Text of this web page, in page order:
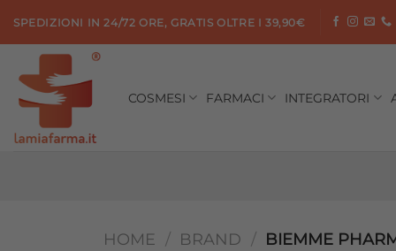
contenuti
SPEDIZIONI IN 24/72 ORE, GRATIS OLTRE I 39,90€
COSMESI FARMACI INTEGRATORI
HOME / BRAND / BIEMME